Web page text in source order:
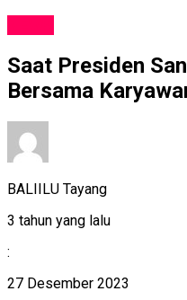
Saat Presiden
Bersama
BALIILU Tayang
3 tahun yang lalu
:
27 Desember 2023